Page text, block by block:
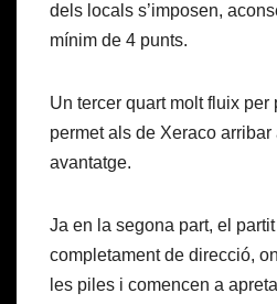
dels locals s’imposen,
mínim de 4 punts.
Un tercer quart molt fluix per
permet als de Xeraco
avantatge.
Ja en la segona part, el
completament de direcció,
les piles i comencen a